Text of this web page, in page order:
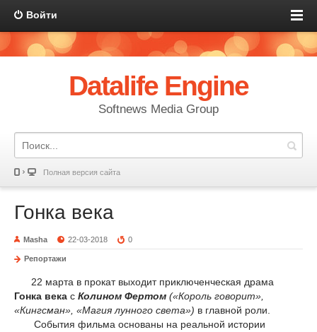
Войти
Datalife Engine
Softnews Media Group
Полная версия сайта
Гонка века
Masha 22-03-2018 0
Репортажи
22 марта в прокат выходит приключенческая драма
Гонка века с Колином Фертом («Король говорит»,
«Кингсман», «Магия лунного света») в главной роли.
События фильма основаны на реальной истории